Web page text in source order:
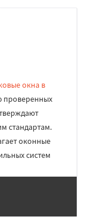
окна в
проверенных
стандартам.
оконные
систем